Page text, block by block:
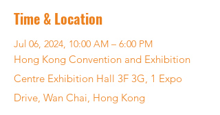
Time & Location
Jul 06, 2024, 10:00 AM – 6:00 PM
Hong Kong Convention and Exhibition
Centre Exhibition Hall 3F 3G, 1 Expo
Drive, Wan Chai, Hong Kong